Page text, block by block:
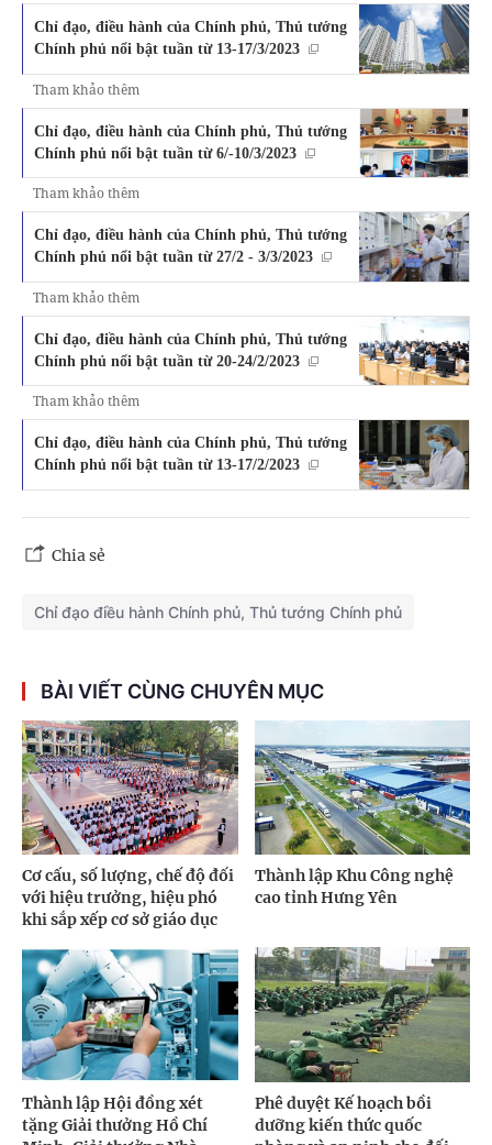
Chỉ đạo, điều hành của Chính phủ, Thủ tướng
Chính phủ nổi bật tuần từ 13-17/3/2023
Tham khảo thêm
Chỉ đạo, điều hành của Chính phủ, Thủ tướng
Chính phủ nổi bật tuần từ 6/-10/3/2023
Tham khảo thêm
Chỉ đạo, điều hành của Chính phủ, Thủ tướng
Chính phủ nổi bật tuần từ 27/2 - 3/3/2023
Tham khảo thêm
Chỉ đạo, điều hành của Chính phủ, Thủ tướng
Chính phủ nổi bật tuần từ 20-24/2/2023
Tham khảo thêm
Chỉ đạo, điều hành của Chính phủ, Thủ tướng
Chính phủ nổi bật tuần từ 13-17/2/2023
Chia sẻ
Chỉ đạo điều hành Chính phủ, Thủ tướng Chính phủ
BÀI VIẾT CÙNG CHUYÊN MỤC
Cơ cấu, số lượng, chế độ đối
với hiệu trưởng, hiệu phó
khi sắp xếp cơ sở giáo dục
Thành lập Khu Công nghệ
cao tỉnh Hưng Yên
Thành lập Hội đồng xét
tặng Giải thưởng Hồ Chí
Phê duyệt Kế hoạch bồi
dưỡng kiến thức quốc